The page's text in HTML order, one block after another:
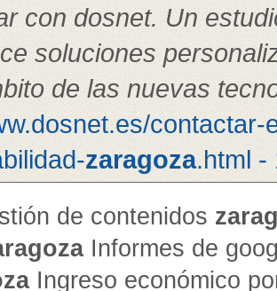
con dosnet. Un
soluciones
de las nuevas
contactar-
zaragoza.html -
de contenidos
Informes de
Ingreso económico